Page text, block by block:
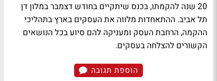
20 שנה להקמתו, בכנס שיתקיים בחודש דצמבר במלון דן
תל אביב. ההתאחדות מלווה את העסקים בארץ בתהליכי
ההקמה, הרחבת העסק ומעניקה להם סיוע בכל הנושאים
הקשורים להצלחה בעסקים.
הוספת תגובה